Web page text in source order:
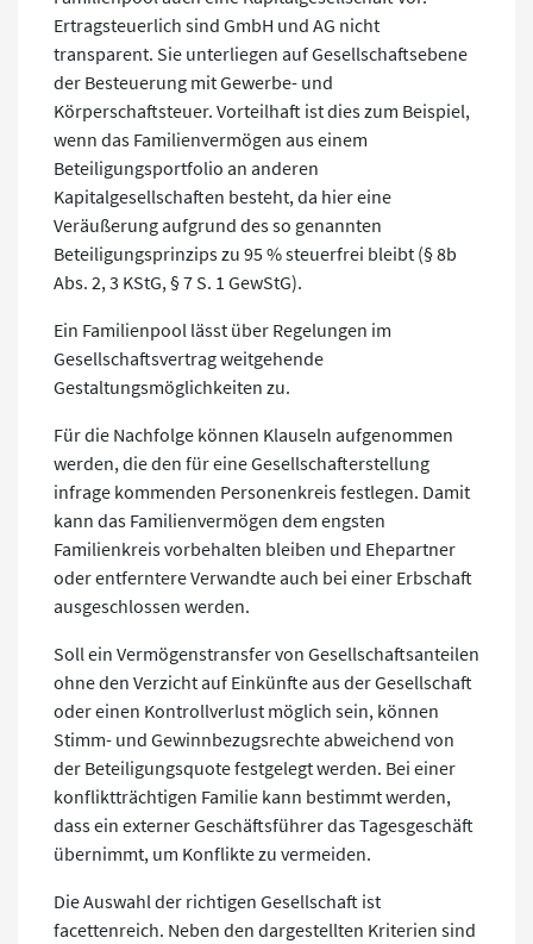
Ertragsteuerlich sind GmbH und AG nicht
transparent. Sie unterliegen auf Gesellschaftsebene
der Besteuerung mit Gewerbe- und
Körperschaftsteuer. Vorteilhaft ist dies zum Beispiel,
wenn das Familienvermögen aus einem
Beteiligungsportfolio an anderen
Kapitalgesellschaften besteht, da hier eine
Veräußerung aufgrund des so genannten
Beteiligungsprinzips zu 95 % steuerfrei bleibt (§ 8b
Abs. 2, 3 KStG, § 7 S. 1 GewStG).
Ein Familienpool lässt über Regelungen im
Gesellschaftsvertrag weitgehende
Gestaltungsmöglichkeiten zu.
Für die Nachfolge können Klauseln aufgenommen
werden, die den für eine Gesellschafterstellung
infrage kommenden Personenkreis festlegen. Damit
kann das Familienvermögen dem engsten
Familienkreis vorbehalten bleiben und Ehepartner
oder entferntere Verwandte auch bei einer Erbschaft
ausgeschlossen werden.
Soll ein Vermögenstransfer von Gesellschaftsanteilen
ohne den Verzicht auf Einkünfte aus der Gesellschaft
oder einen Kontrollverlust möglich sein, können
Stimm- und Gewinnbezugsrechte abweichend von
der Beteiligungsquote festgelegt werden. Bei einer
konfliktträchtigen Familie kann bestimmt werden,
dass ein externer Geschäftsführer das Tagesgeschäft
übernimmt, um Konflikte zu vermeiden.
Die Auswahl der richtigen Gesellschaft ist
facettenreich. Neben den dargestellten Kriterien sind